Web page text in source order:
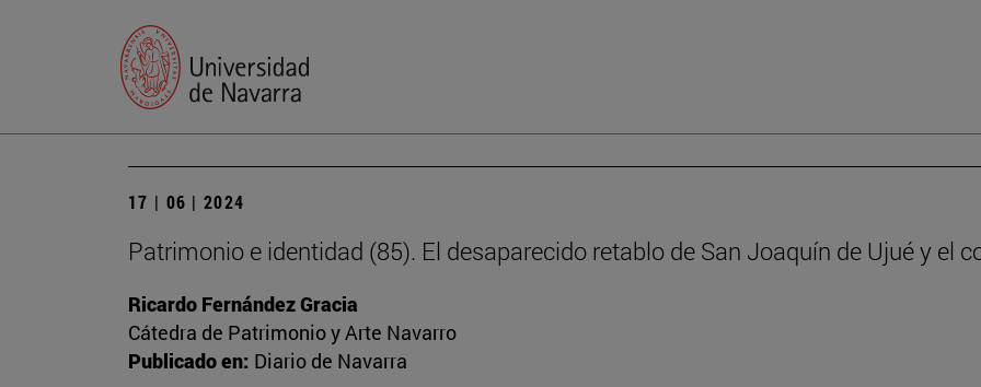
17 | 06 | 2024
Patrimonio e identidad (85). El desaparecido retablo de San Joaquín de Ujué y el
Ricardo Fernández Gracia
Cátedra de Patrimonio y Arte Navarro
Publicado en: Diario de Navarra